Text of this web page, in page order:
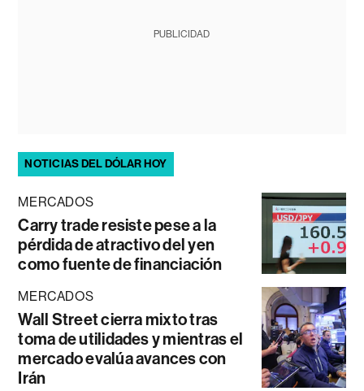
PUBLICIDAD
NOTICIAS DEL DÓLAR HOY
MERCADOS
Carry trade resiste pese a la
pérdida de atractivo del yen
como fuente de financiación
MERCADOS
Wall Street cierra mixto tras
toma de utilidades y mientras el
mercado evalúa avances con
Irán